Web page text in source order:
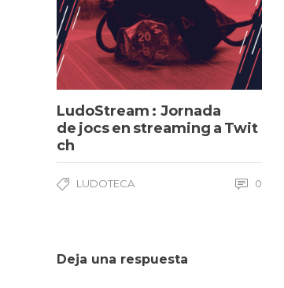
LudoStream : Jornada
de jocs en streaming a Twit
ch
LUDOTECA 0
Deja una respuesta